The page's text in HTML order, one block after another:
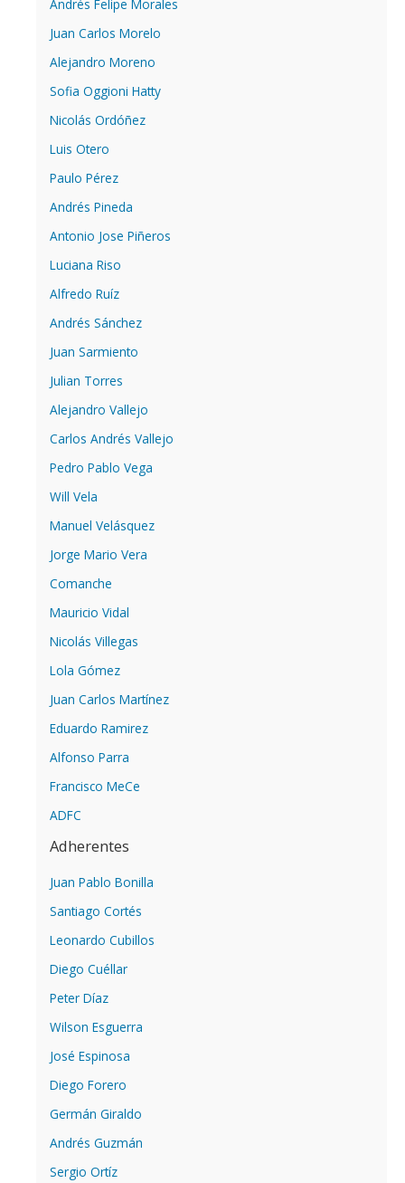
Andrés Felipe Morales
Juan Carlos Morelo
Alejandro Moreno
Sofia Oggioni Hatty
Nicolás Ordóñez
Luis Otero
Paulo Pérez
Andrés Pineda
Antonio Jose Piñeros
Luciana Riso
Alfredo Ruíz
Andrés Sánchez
Juan Sarmiento
Julian Torres
Alejandro Vallejo
Carlos Andrés Vallejo
Pedro Pablo Vega
Will Vela
Manuel Velásquez
Jorge Mario Vera
Comanche
Mauricio Vidal
Nicolás Villegas
Lola Gómez
Juan Carlos Martínez
Eduardo Ramirez
Alfonso Parra
Francisco MeCe
ADFC
Adherentes
Juan Pablo Bonilla
Santiago Cortés
Leonardo Cubillos
Diego Cuéllar
Peter Díaz
Wilson Esguerra
José Espinosa
Diego Forero
Germán Giraldo
Andrés Guzmán
Sergio Ortíz